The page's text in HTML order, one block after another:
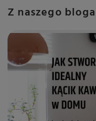
Kawy
Kawy
Z naszego bloga